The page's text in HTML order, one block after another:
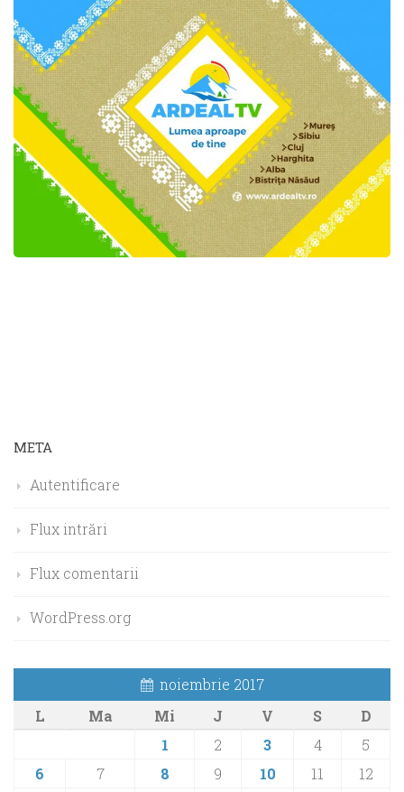
META
Autentificare
Flux intrări
Flux comentarii
WordPress.org
noiembrie 2017
L
Ma Mi J V S
D
1
2 3 4
5
6
7 8 9 10 11
12